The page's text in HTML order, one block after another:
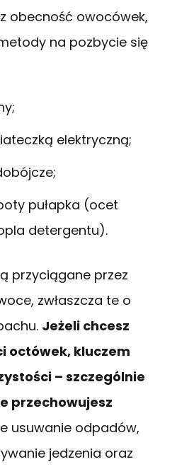
obecność owocówek,
na pozbycie się
elektryczną;
pułapka (ocet
detergentu).
przyciągane przez
zwłaszcza te o
Jeżeli chcesz
octówek, kluczem
– szczególnie
przechowujesz
usuwanie odpadów,
jedzenia oraz